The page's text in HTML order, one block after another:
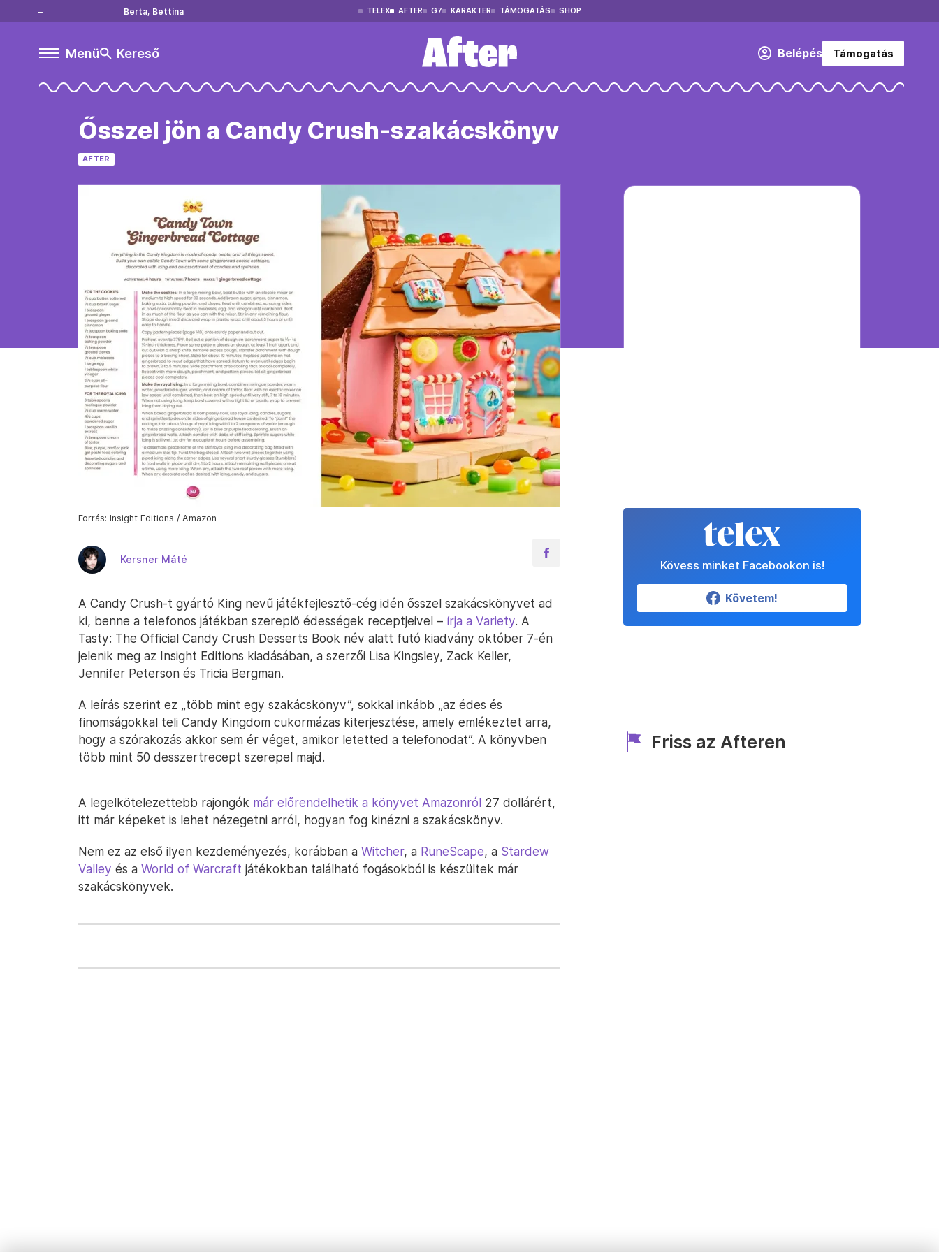
Berta, Bettina TELEX AFTER G7 KARAKTER TÁMOGATÁS SHOP
Menü Kereső Belépés Támogatás
Ősszel jön a Candy Crush-szakácskönyv
AFTER
Forrás: Insight Editions / Amazon
Kersner Máté
A Candy Crush-t gyártó King nevű játékfejlesztő-cég idén ősszel szakácskönyvet ad
ki, benne a telefonos játékban szereplő édességek receptjeivel – írja a Variety. A
Tasty: The Official Candy Crush Desserts Book név alatt futó kiadvány október 7-én
jelenik meg az Insight Editions kiadásában, a szerzői Lisa Kingsley, Zack Keller,
Jennifer Peterson és Tricia Bergman.
A leírás szerint ez „több mint egy szakácskönyv”, sokkal inkább „az édes és
finomságokkal teli Candy Kingdom cukormázas kiterjesztése, amely emlékeztet arra,
hogy a szórakozás akkor sem ér véget, amikor letetted a telefonodat”. A könyvben
több mint 50 desszertrecept szerepel majd.
A legelkötelezettebb rajongók már előrendelhetik a könyvet Amazonról 27 dollárért,
itt már képeket is lehet nézegetni arról, hogyan fog kinézni a szakácskönyv.
Nem ez az első ilyen kezdeményezés, korábban a Witcher, a RuneScape, a Stardew
Valley és a World of Warcraft játékokban található fogásokból is készültek már
szakácskönyvek.
Kövess minket Facebookon is!
Követem!
Friss az Afteren